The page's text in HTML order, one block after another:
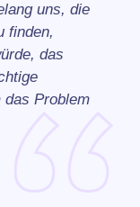
uns, die
finden,
das
das Problem